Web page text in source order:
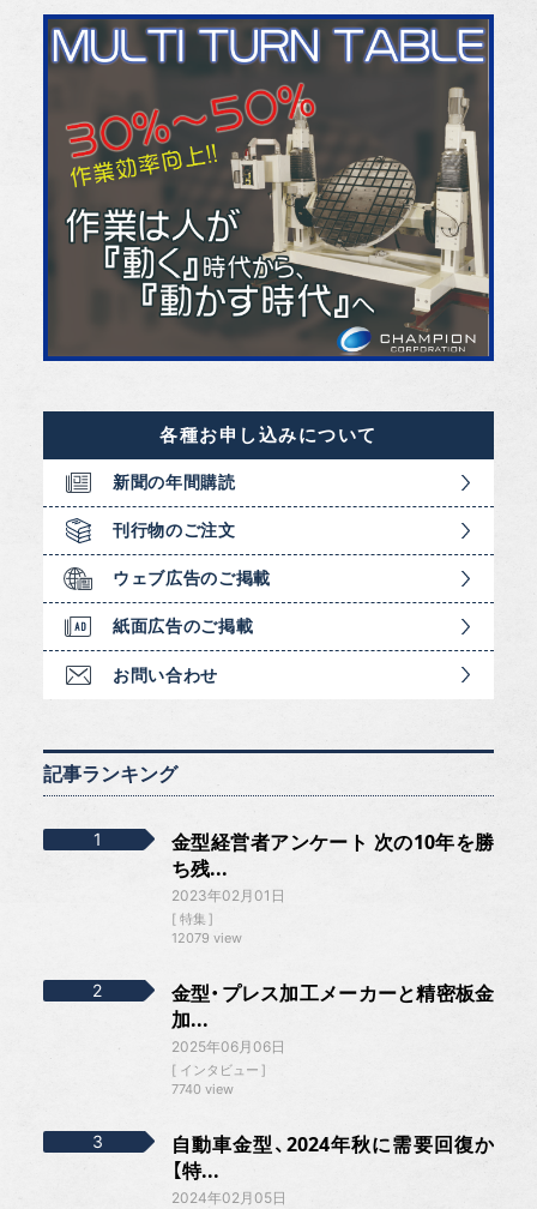
各種お申し込みについて
新聞の年間購読
刊行物のご注文
ウェブ広告のご掲載
紙面広告のご掲載
お問い合わせ
記事ランキング
金型経営者アンケート 次の10年を勝
ち残...
2023年02月01日
特集
12079 view
金型・プレス加工メーカーと精密板金
加...
2025年06月06日
インタビュー
7740 view
自動車金型、2024年秋に需要回復か
【特...
2024年02月05日